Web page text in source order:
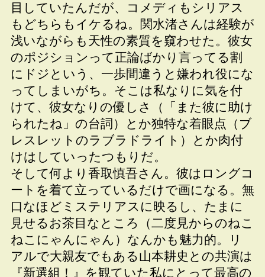
目していたんだが、コメディもシリアス
もどちらもイケるね。関水渚さんは経験が
浅いながらも天性の素質を窺わせた。彼女
のポジションって正論ばかり言ってる割
にドジという、一歩間違うと嫌われ役にな
ってしまいがち。そこは私なりに気を付
けて、彼女なりの優しさ（「また彼に助け
られたね」の台詞）とか独特な着眼点（ブ
レスレットのラブラドライト）とか肉付
けはしていったつもりだ。
そして何より香取慎吾さん。彼はロングコ
ートを着て立っているだけで画になる。無
口なほどミステリアスに映るし、たまに
見せるお茶目なところ（二度見からのねこ
ねこにゃんにゃん）なんかも魅力的。リ
アルで大親友でもある山本耕史との共演は
『新選組！』を観ていた私にとって最高の